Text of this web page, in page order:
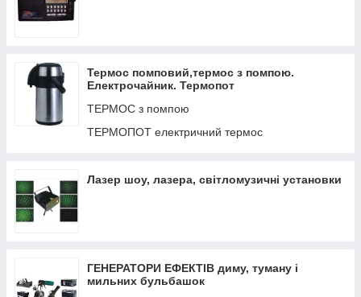
Термос помповий,термос з помпою.
Електрочайник. Термопот
ТЕРМОС з помпою
ТЕРМОПОТ електричний термос
Лазер шоу, лазера, світломузичні установки
ГЕНЕРАТОРИ ЕФЕКТІВ диму, туману і
мильних бульбашок